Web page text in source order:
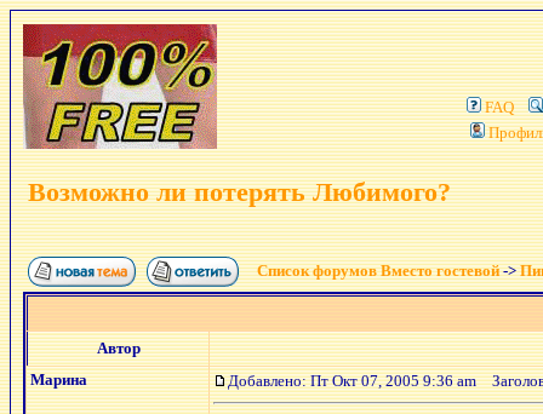
FAQ
Возможно ли потерять Любимого?
Список форумов Вместо гостевой->
Автор
Марина
Добавлено: Пт Окт 07, 2005 9:36 am